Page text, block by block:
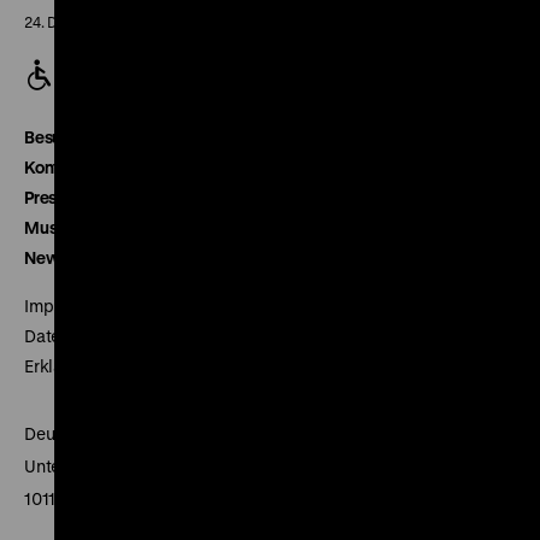
24. Dezember geschlossen
Besucherservice
Kontakt
Presse
Museumsverein
Newsletter
Impressum
Datenschutz
Erklärung digitale Barrierefreiheit
Deutsches Historisches Museum
Unter den Linden 2
10117 Berlin